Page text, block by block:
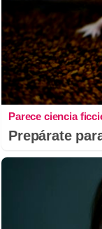
Parece ciencia
Prepárate